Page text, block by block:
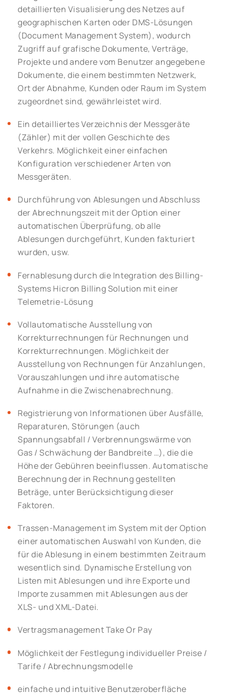
detaillierten Visualisierung des Netzes auf
geographischen Karten oder DMS-Lösungen
(Document Management System), wodurch
Zugriff auf grafische Dokumente, Verträge,
Projekte und andere vom Benutzer angegebene
Dokumente, die einem bestimmten Netzwerk,
Ort der Abnahme, Kunden oder Raum im System
zugeordnet sind, gewährleistet wird.
Ein detailliertes Verzeichnis der Messgeräte
(Zähler) mit der vollen Geschichte des
Verkehrs. Möglichkeit einer einfachen
Konfiguration verschiedener Arten von
Messgeräten.
Durchführung von Ablesungen und Abschluss
der Abrechnungszeit mit der Option einer
automatischen Überprüfung, ob alle
Ablesungen durchgeführt, Kunden fakturiert
wurden, usw.
Fernablesung durch die Integration des Billing-
Systems Hicron Billing Solution mit einer
Telemetrie-Lösung
Vollautomatische Ausstellung von
Korrekturrechnungen für Rechnungen und
Korrekturrechnungen. Möglichkeit der
Ausstellung von Rechnungen für Anzahlungen,
Vorauszahlungen und ihre automatische
Aufnahme in die Zwischenabrechnung.
Registrierung von Informationen über Ausfälle,
Reparaturen, Störungen (auch
Spannungsabfall / Verbrennungswärme von
Gas / Schwächung der Bandbreite …), die die
Höhe der Gebühren beeinflussen. Automatische
Berechnung der in Rechnung gestellten
Beträge, unter Berücksichtigung dieser
Faktoren.
Trassen-Management im System mit der Option
einer automatischen Auswahl von Kunden, die
für die Ablesung in einem bestimmten Zeitraum
wesentlich sind. Dynamische Erstellung von
Listen mit Ablesungen und ihre Exporte und
Importe zusammen mit Ablesungen aus der
XLS- und XML-Datei.
Vertragsmanagement Take Or Pay
Möglichkeit der Festlegung individueller Preise /
Tarife / Abrechnungsmodelle
einfache und intuitive Benutzeroberfläche